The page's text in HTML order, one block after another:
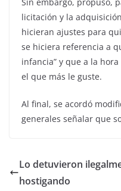
Sin embargo, propuso,
licitación y la
hicieran ajustes para
se hiciera referencia a
infancia” y que a la
el que más le guste.
Al final, se acordó
generales señalar que
Lo detuvieron
hostigando